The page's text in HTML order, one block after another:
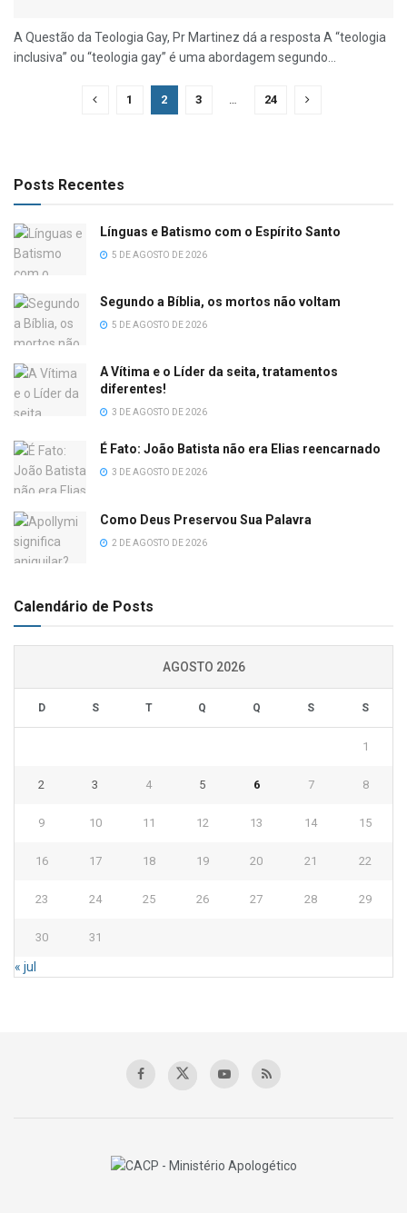
A Questão da Teologia Gay, Pr Martinez dá a resposta A “teologia
inclusiva” ou “teologia gay” é uma abordagem segundo...
1 2 3 … 24
Posts Recentes
Línguas e Batismo com o Espírito Santo
5 DE AGOSTO DE 2026
Segundo a Bíblia, os mortos não voltam
5 DE AGOSTO DE 2026
A Vítima e o Líder da seita, tratamentos
diferentes!
3 DE AGOSTO DE 2026
É Fato: João Batista não era Elias reencarnado
3 DE AGOSTO DE 2026
Como Deus Preservou Sua Palavra
2 DE AGOSTO DE 2026
Calendário de Posts
AGOSTO 2026
D S T Q Q S S
1
2 3 4 5 6 7 8
9 10 11 12 13 14 15
16 17 18 19 20 21 22
23 24 25 26 27 28 29
30 31
« jul